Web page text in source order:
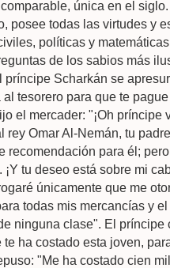
única en el
posee todas las virtudes y
políticas y
de los sabios más
príncipe Scharkán se
tesorero para que te
el mercader: "¡Oh príncipe
rey Omar Al-Nemán, tu
recomendación para él;
¡Y tu deseo está sobre mi
únicamente que me
todas mis mercancías y
ninguna clase". El príncipe
te ha costado esta joven,
"Me ha costado cien